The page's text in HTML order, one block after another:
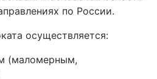
по России.
осуществляется:
(маломерным,